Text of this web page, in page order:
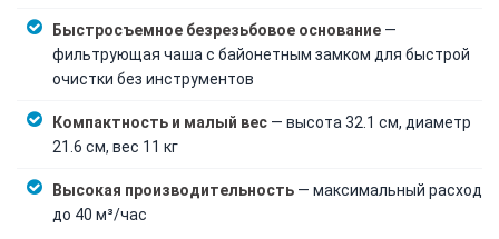
Быстросъемное безрезьбовое основание —
фильтрующая чаша с байонетным замком для быстрой
очистки без инструментов
Компактность и малый вес — высота 32.1 см, диаметр
21.6 см, вес 11 кг
Высокая производительность — максимальный расход
до 40 м³/час